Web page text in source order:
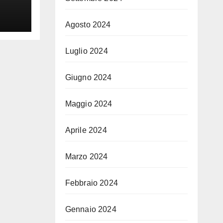
Agosto 2024
Luglio 2024
Giugno 2024
Maggio 2024
Aprile 2024
Marzo 2024
Febbraio 2024
Gennaio 2024